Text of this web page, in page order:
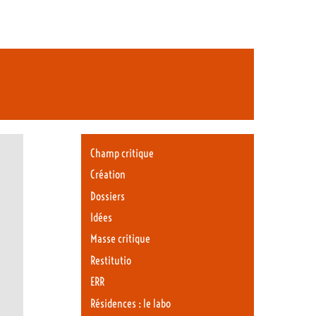
Champ critique
Création
Dossiers
Idées
Masse critique
Restitutio
ERR
Résidences : le labo